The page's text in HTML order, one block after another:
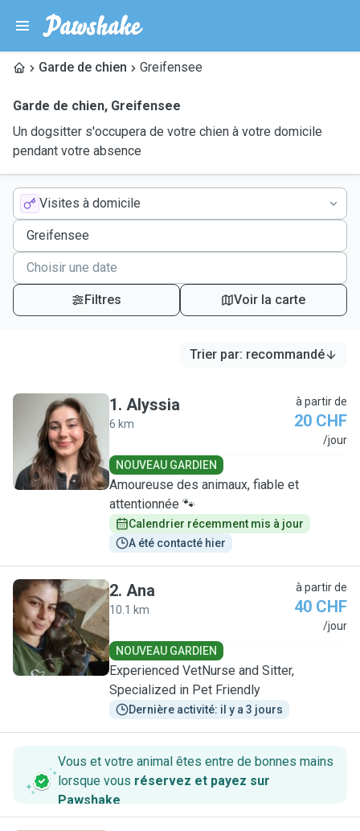
Garde de chien Greifensee
Garde de chien, Greifensee
Un dogsitter s'occupera de votre chien à votre domicile
pendant votre absence
Visites à domicile
Filtres Voir la carte
Trier par: recommandé
A
1. Alyssia
6 km
à partir de
20 CHF
/jour
NOUVEAU GARDIEN
Amoureuse des animaux, fiable et
attentionnée 🐾
Calendrier récemment mis à jour
A été contacté hier
A
2. Ana
10.1 km
à partir de
40 CHF
/jour
NOUVEAU GARDIEN
Experienced VetNurse and Sitter,
Specialized in Pet Friendly
Dernière activité: il y a 3 jours
Vous et votre animal êtes entre de bonnes mains
lorsque vous réservez et payez sur
Pawshake.